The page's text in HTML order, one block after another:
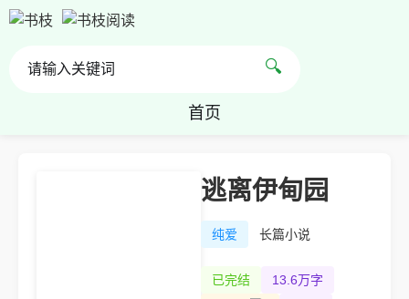
首页
🔍
逃离伊甸园
纯爱 长篇小说
已完结
13.6万字